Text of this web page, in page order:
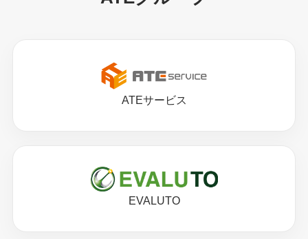
ATEサービス
EVALUTO